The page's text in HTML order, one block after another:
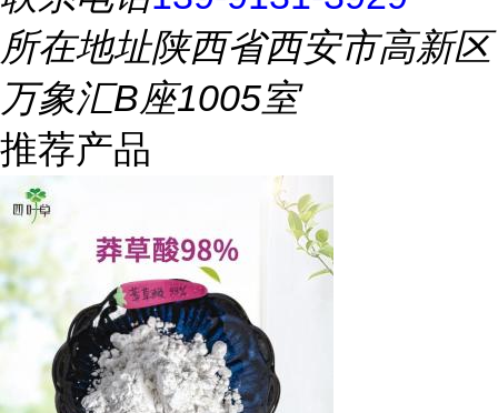
所在地址陕西省西安市高新区
万象汇B座1005室
推荐产品